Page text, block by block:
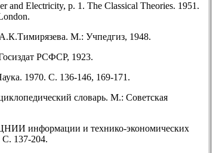
Electricity, p. 1. The Classical Theories. 1951.
М.: Учпедгиз, 1948.
РСФСР, 1923.
1970. С. 136-146, 169-171.
словарь. М.: Советская
информации и технико-экономических
С. 137-204.